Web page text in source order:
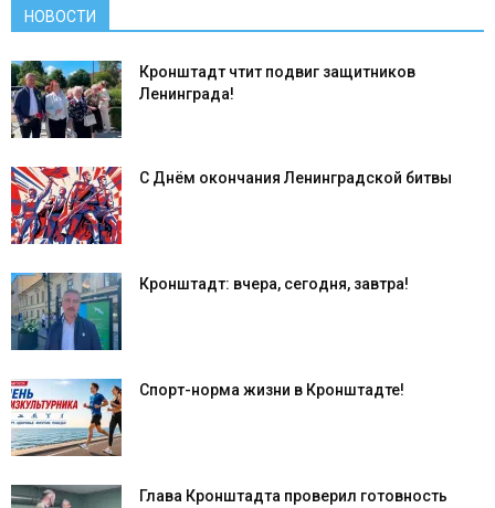
НОВОСТИ
Кронштадт чтит подвиг защитников
Ленинграда!
С Днём окончания Ленинградской битвы
Кронштадт: вчера, сегодня, завтра!
Спорт-норма жизни в Кронштадте!
Глава Кронштадта проверил готовность